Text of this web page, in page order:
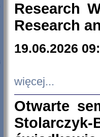
Research
Research
19.06.2026
więcej...
Otwarte